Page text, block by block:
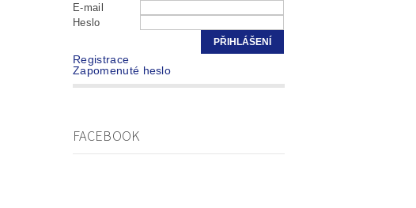
E-mail
Heslo
Registrace
Zapomenuté heslo
FACEBOOK